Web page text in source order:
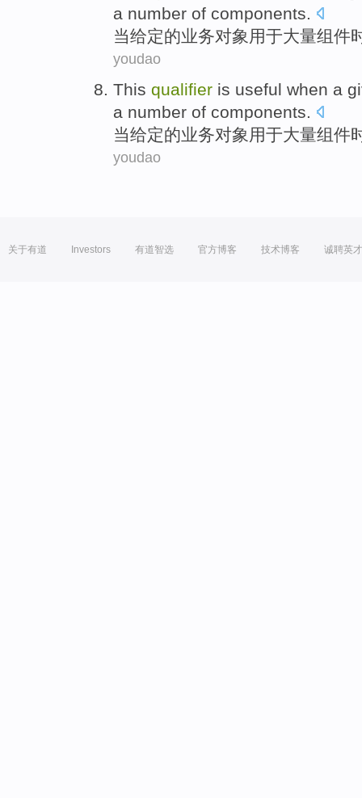
a number of components.
当给定的业务对象 用于大量组件
youdao
This qualifier is useful when a
a number of components
当给定的业务对象 用于大量组件
youdao
关于有道 Investors 有道智选 官方博客 技术博客 诚聘英才